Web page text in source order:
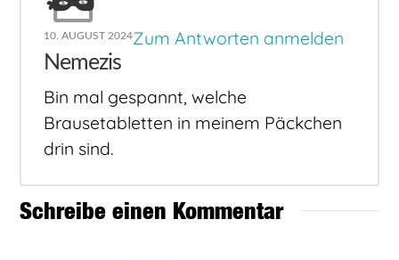
10. AUGUST 2024Zum Antworten anmelden
Nemezis
Bin mal gespannt, welche
Brausetabletten in meinem Päckchen
drin sind.
Schreibe einen Kommentar